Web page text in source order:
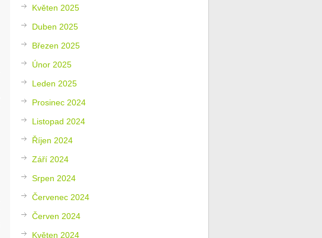
Květen 2025
Duben 2025
Březen 2025
Únor 2025
Leden 2025
Prosinec 2024
Listopad 2024
Říjen 2024
Září 2024
Srpen 2024
Červenec 2024
Červen 2024
Květen 2024